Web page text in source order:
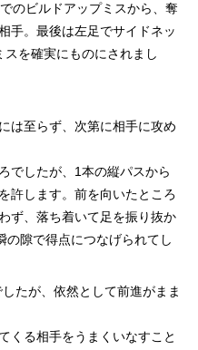
のビルドアップミスから、奪
手。最後は左足でサイドネッ
スを確実にものにされまし
は至らず、次第に相手に攻め
でしたが、1本の縦パスから
許します。前を向いたところ
ず、落ち着いて足を振り抜か
隙で得点につなげられてし
たが、依然として前進がまま
くる相手をうまくいなすこと